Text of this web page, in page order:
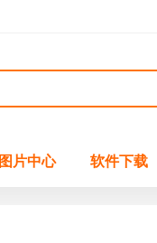
图片中心 软件下载